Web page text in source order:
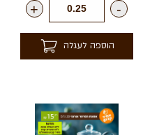
-
+
הוספה לעגלה